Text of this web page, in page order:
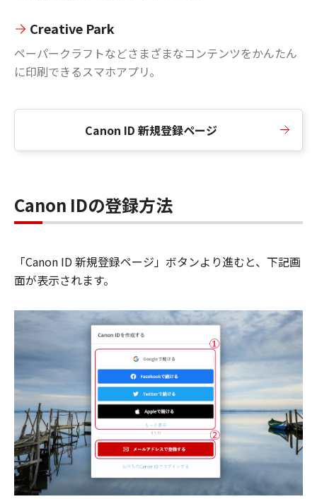
Creative Park
ペーパークラフトなどさまざまなコンテンツをかんたん
に印刷できるスマホアプリ。
Canon ID 新規登録ページ
Canon IDの登録方法
「Canon ID 新規登録ページ」ボタンより進むと、下記画
面が表示されます。